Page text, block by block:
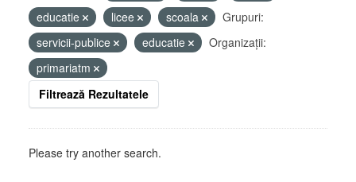
educatie
licee scoala
Grupuri:
servicii-publice
educatie
Organizații:
primariatm
Filtrează Rezultatele
Please try another search.